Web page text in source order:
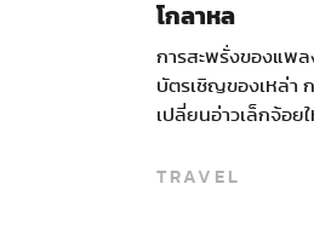
โกลาหล
การสะพรั่งของแพ
บัตรเชิญของเหล่า
เปลี่ยนอ่าวเล็กจ้อ
งานปาร์ตี้กลางวังวน
TRAVEL